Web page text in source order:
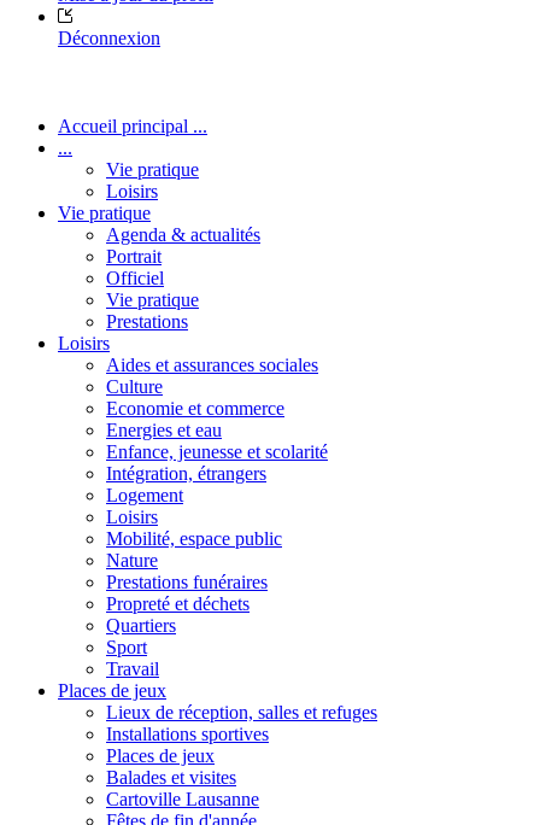
Déconnexion
Accueil principal ...
...
Vie pratique
Loisirs
Vie pratique
Agenda & actualités
Portrait
Officiel
Vie pratique
Prestations
Loisirs
Aides et assurances sociales
Culture
Economie et commerce
Energies et eau
Enfance, jeunesse et scolarité
Intégration, étrangers
Logement
Loisirs
Mobilité, espace public
Nature
Prestations funéraires
Propreté et déchets
Quartiers
Sport
Travail
Places de jeux
Lieux de réception, salles et refuges
Installations sportives
Places de jeux
Balades et visites
Cartoville Lausanne
Fêtes de fin d'année